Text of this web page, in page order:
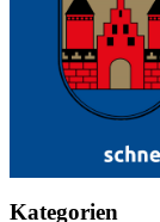
Kategorien